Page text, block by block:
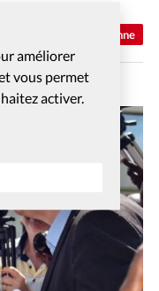
améliorer
vous permet
activer.
Actualité chrétienne